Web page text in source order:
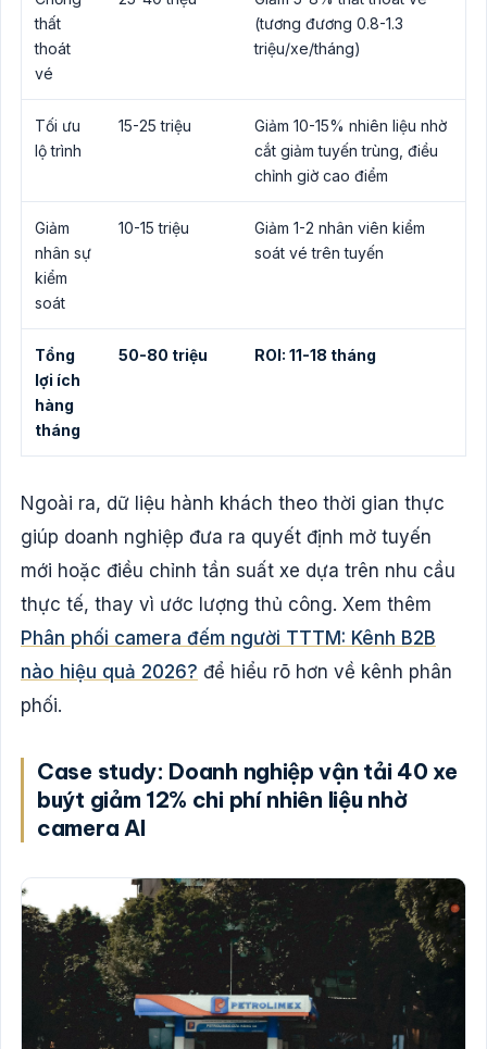
thất
thoát
vé
(tương đương 0.8-1.3
triệu/xe/tháng)
Tối ưu
lộ trình
15-25 triệu
Giảm 10-15% nhiên liệu nhờ
cắt giảm tuyến trùng, điều
chỉnh giờ cao điểm
Giảm
nhân sự
kiểm
soát
10-15 triệu
Giảm 1-2 nhân viên kiểm
soát vé trên tuyến
Tổng
lợi ích
hàng
tháng
50-80 triệu ROI: 11-18 tháng
Ngoài ra, dữ liệu hành khách theo thời gian thực
giúp doanh nghiệp đưa ra quyết định mở tuyến
mới hoặc điều chỉnh tần suất xe dựa trên nhu cầu
thực tế, thay vì ước lượng thủ công. Xem thêm
Phân phối camera đếm người TTTM: Kênh B2B
nào hiệu quả 2026? để hiểu rõ hơn về kênh phân
phối.
Case study: Doanh nghiệp vận tải 40 xe
buýt giảm 12% chi phí nhiên liệu nhờ
camera AI